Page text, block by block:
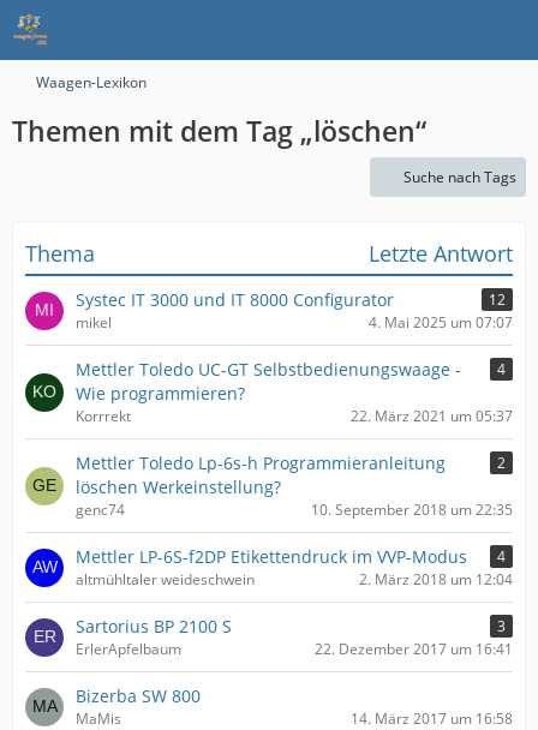
Waagen-Lexikon
Themen mit dem Tag „löschen“
Suche nach Tags
Thema Letzte Antwort
Systec IT 3000 und IT 8000 Configurator
12
mikel
4. Mai 2025 um 07:07
Mettler Toledo UC-GT Selbstbedienungswaage -
Wie programmieren?
4
Korrrekt 22. März 2021 um 05:37
Mettler Toledo Lp-6s-h Programmieranleitung
löschen Werkeinstellung?
2
genc74 10. September 2018 um 22:35
Mettler LP-6S-f2DP Etikettendruck im VVP-Modus
4
altmühltaler weideschwein
2. März 2018 um 12:04
Sartorius BP 2100 S
3
ErlerApfelbaum
22. Dezember 2017 um 16:41
Bizerba SW 800
MaMis 14. März 2017 um 16:58